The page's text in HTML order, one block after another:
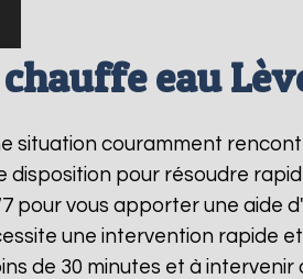
eau
situation couramment
pour résoudre
pour vous apporter une aide
une intervention rapide
de 30 minutes et à intervenir